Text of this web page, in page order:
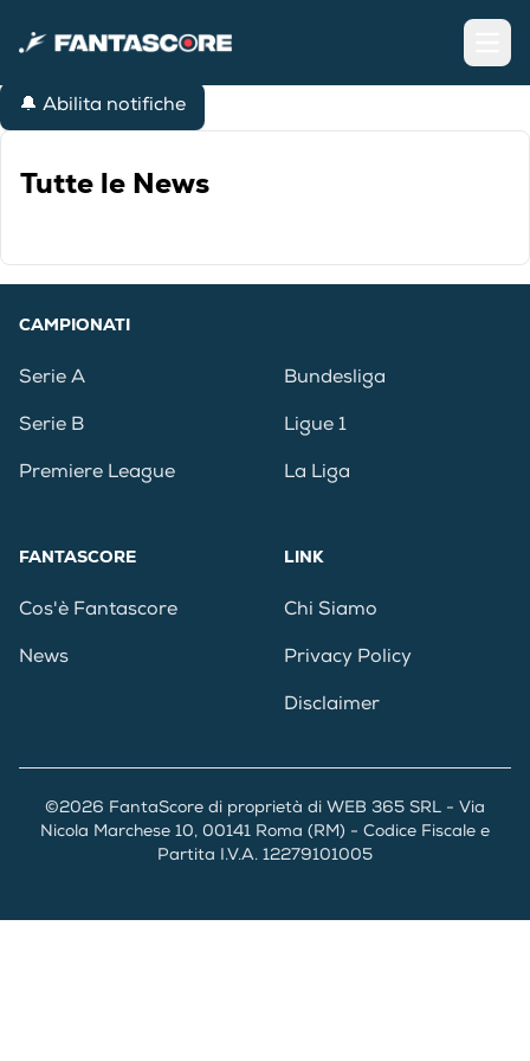
🔔 Abilita notifiche
Tutte le News
CAMPIONATI
Serie A
Serie B
Premiere League
Bundesliga
Ligue 1
La Liga
FANTASCORE
Cos'è Fantascore
News
LINK
Chi Siamo
Privacy Policy
Disclaimer
©2026 FantaScore di proprietà di WEB 365 SRL - Via
Nicola Marchese 10, 00141 Roma (RM) - Codice Fiscale e
Partita I.V.A. 12279101005